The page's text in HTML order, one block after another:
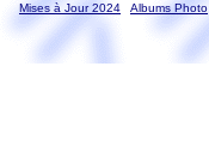
Mises à Jour 2024
Albums Photo